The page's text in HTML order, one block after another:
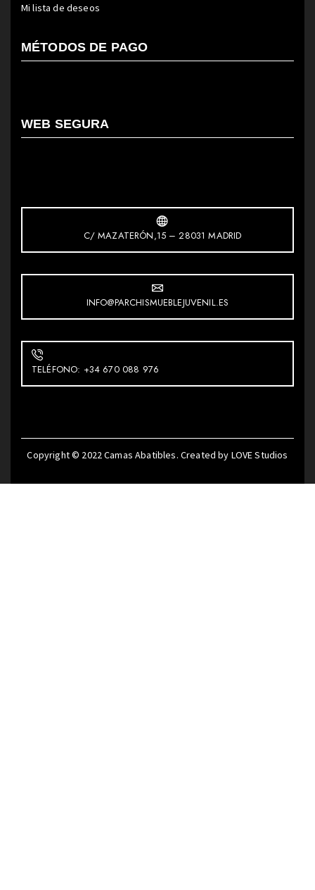
Mi lista de deseos
MÉTODOS DE PAGO
WEB SEGURA
C/ MAZATERÓN,15 – 28031 MADRID
INFO@PARCHISMUEBLEJUVENIL.ES
TELÉFONO: +34 670 088 976
Copyright © 2022Camas Abatibles. Created by LOVE Studios